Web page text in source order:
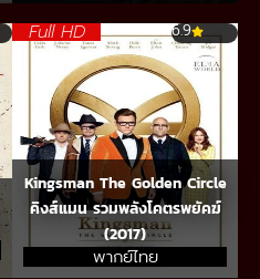
Full HD 6.9
Kingsman The Golden Circle
คิงส์แมน รวมพลังโคตรพยัคฆ์
(2017)
พากย์ไทย